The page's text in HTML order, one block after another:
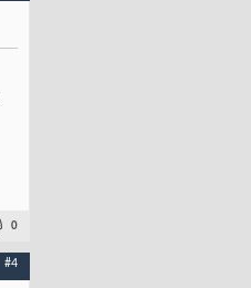
0
#4